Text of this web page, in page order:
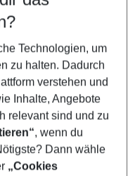
Technologien, um
zu halten. Dadurch
verstehen und
Inhalte, Angebote
relevant sind und zu
, wenn du
Dann wähle
„Cookies